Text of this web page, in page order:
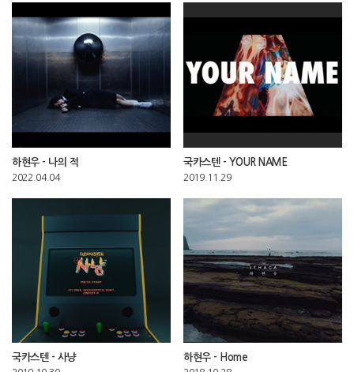
하현우 - 나의 적
2022.04.04
국카스텐 - YOUR NAME
2019.11.29
국카스텐 - 사냥 하현우 - Home